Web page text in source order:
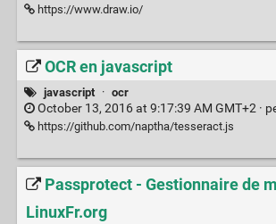
https://www.draw.io/
OCR en javascript
javascript · ocr
October 13, 2016 at 9:17:39 AM GMT+2 ·
https://github.com/naptha/tesseract.js
Passprotect - Gestionnaire de
LinuxFr.org